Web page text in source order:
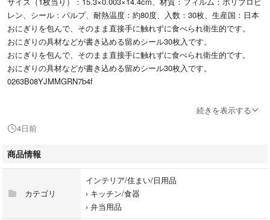
レン、シール：パルプ、耐熱温度：約80度、入数：30枚、生産国：日本
おにぎりを包んで、そのまま直接手に触れずに食べられ衛生的です。
おにぎりの具材などが書き込める留めシール30枚入です。
おにぎりを包んで、そのまま直接手に触れずに食べられ衛生的です。
おにぎりの具材などが書き込める留めシール30枚入です。
0263B08YJMMGRN7b4f
何かご不明な点がございましたらお気軽にメッセージからお問い合わせ下
さい。
続きを表示する
4日前
商品情報
カテゴリ
インテリア/住まい/日用品
› キッチン/食器
› 弁当用品